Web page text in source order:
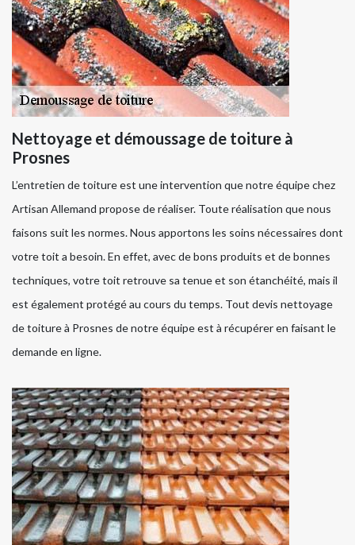
Nettoyage et démoussage de toiture à
Prosnes
L’entretien de toiture est une intervention que notre équipe chez
Artisan Allemand propose de réaliser. Toute réalisation que nous
faisons suit les normes. Nous apportons les soins nécessaires dont
votre toit a besoin. En effet, avec de bons produits et de bonnes
techniques, votre toit retrouve sa tenue et son étanchéité, mais il
est également protégé au cours du temps. Tout devis nettoyage
de toiture à Prosnes de notre équipe est à récupérer en faisant le
demande en ligne.